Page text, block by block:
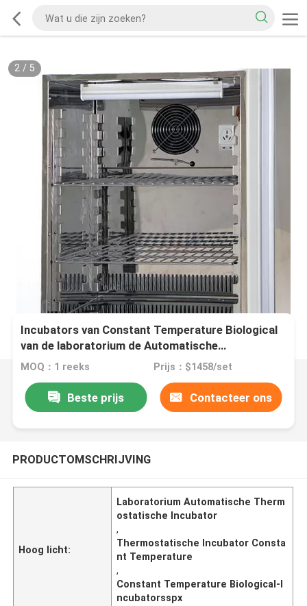
2/ 5
Incubators van Constant Temperature Biological
van de laboratorium de Automatische
Thermostatische Incubator
MOQ：1 reeks Prijs：$1458/set
Beste prijs Contacteer ons
PRODUCTOMSCHRIJVING
Hoog licht:
Laboratorium Automatische Therm
ostatische Incubator
,
Thermostatische Incubator Consta
nt Temperature
,
Constant Temperature Biological-I
ncubatorsspx